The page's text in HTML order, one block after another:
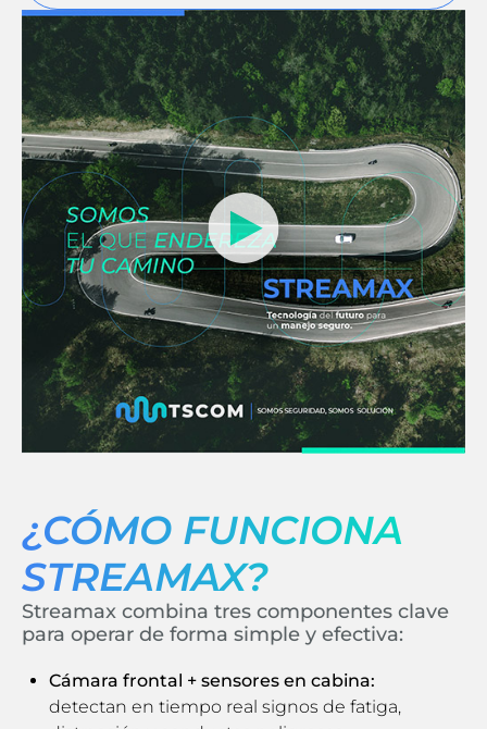
¿CÓMO FUNCIONA
STREAMAX?
Streamax combina tres componentes clave
para operar de forma simple y efectiva:
Cámara frontal + sensores en cabina:
detectan en tiempo real signos de fatiga,